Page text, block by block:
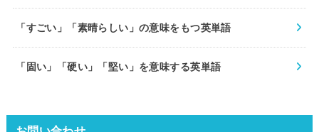
「すごい」「素晴らしい」の意味をもつ英単語
「固い」「硬い」「堅い」を意味する英単語